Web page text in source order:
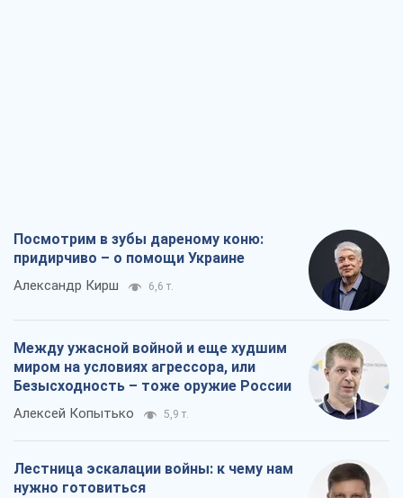
Посмотрим в зубы дареному коню:
придирчиво – о помощи Украине
Александр Кирш 6,6 т.
Между ужасной войной и еще худшим
миром на условиях агрессора, или
Безысходность – тоже оружие России
Алексей Копытько 5,9 т.
Лестница эскалации войны: к чему нам
нужно готовиться